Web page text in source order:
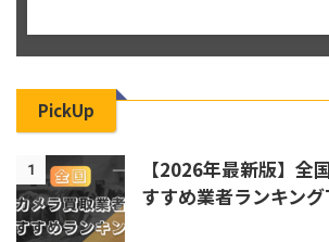
PickUp
1
【2026年最新版】全
すすめ業者ランキン